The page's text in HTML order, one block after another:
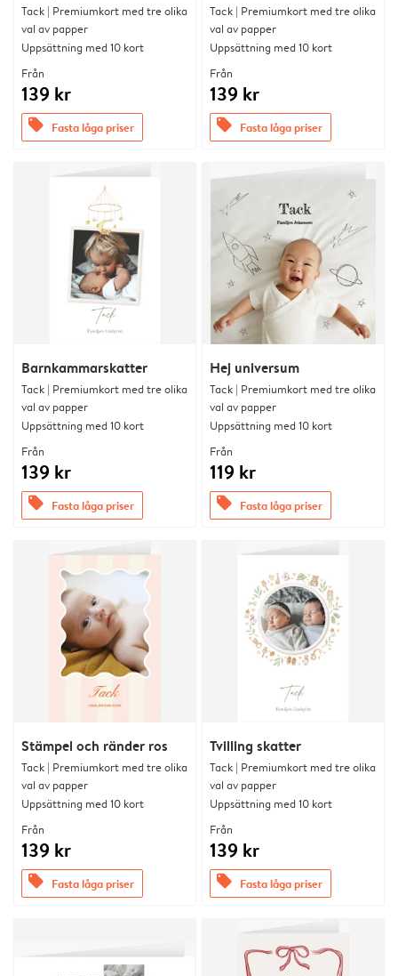
Tack | Premiumkort med tre olika
val av papper
Uppsättning med 10 kort
Från
139 kr
offers Fasta låga priser
Tack | Premiumkort med tre olika
val av papper
Uppsättning med 10 kort
Från
139 kr
offers Fasta låga priser
Barnkammarskatter
Tack | Premiumkort med tre olika
val av papper
Uppsättning med 10 kort
Från
139 kr
offers Fasta låga priser
Hej universum
Tack | Premiumkort med tre olika
val av papper
Uppsättning med 10 kort
Från
119 kr
offers Fasta låga priser
Stämpel och ränder ros
Tack | Premiumkort med tre olika
val av papper
Uppsättning med 10 kort
Från
139 kr
offers Fasta låga priser
Tvilling skatter
Tack | Premiumkort med tre olika
val av papper
Uppsättning med 10 kort
Från
139 kr
offers Fasta låga priser